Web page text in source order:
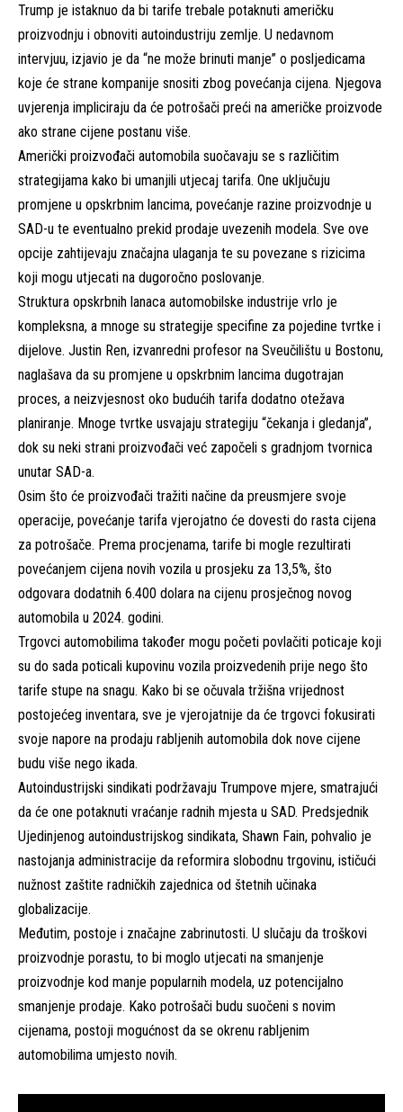
Trump je istaknuo da bi tarife trebale potaknuti američku
proizvodnju i obnoviti autoindustriju zemlje. U nedavnom
intervjuu, izjavio je da “ne može brinuti manje” o posljedicama
koje će strane kompanije snositi zbog povećanja cijena. Njegova
uvjerenja impliciraju da će potrošači preći na američke proizvode
ako strane cijene postanu više.
Američki proizvođači automobila suočavaju se s različitim
strategijama kako bi umanjili utjecaj tarifa. One uključuju
promjene u opskrbnim lancima, povećanje razine proizvodnje u
SAD-u te eventualno prekid prodaje uvezenih modela. Sve ove
opcije zahtijevaju značajna ulaganja te su povezane s rizicima
koji mogu utjecati na dugoročno poslovanje.
Struktura opskrbnih lanaca automobilske industrije vrlo je
kompleksna, a mnoge su strategije specifine za pojedine tvrtke i
dijelove. Justin Ren, izvanredni profesor na Sveučilištu u Bostonu,
naglašava da su promjene u opskrbnim lancima dugotrajan
proces, a neizvjesnost oko budućih tarifa dodatno otežava
planiranje. Mnoge tvrtke usvajaju strategiju “čekanja i gledanja”,
dok su neki strani proizvođači već započeli s gradnjom tvornica
unutar SAD-a.
Osim što će proizvođači tražiti načine da preusmjere svoje
operacije, povećanje tarifa vjerojatno će dovesti do rasta cijena
za potrošače. Prema procjenama, tarife bi mogle rezultirati
povećanjem cijena novih vozila u prosjeku za 13,5%, što
odgovara dodatnih 6.400 dolara na cijenu prosječnog novog
automobila u 2024. godini.
Trgovci automobilima također mogu početi povlačiti poticaje koji
su do sada poticali kupovinu vozila proizvedenih prije nego što
tarife stupe na snagu. Kako bi se očuvala tržišna vrijednost
postojećeg inventara, sve je vjerojatnije da će trgovci fokusirati
svoje napore na prodaju rabljenih automobila dok nove cijene
budu više nego ikada.
Autoindustrijski sindikati podržavaju Trumpove mjere, smatrajući
da će one potaknuti vraćanje radnih mjesta u SAD. Predsjednik
Ujedinjenog autoindustrijskog sindikata, Shawn Fain, pohvalio je
nastojanja administracije da reformira slobodnu trgovinu, ističući
nužnost zaštite radničkih zajednica od štetnih učinaka
globalizacije.
Međutim, postoje i značajne zabrinutosti. U slučaju da troškovi
proizvodnje porastu, to bi moglo utjecati na smanjenje
proizvodnje kod manje popularnih modela, uz potencijalno
smanjenje prodaje. Kako potrošači budu suočeni s novim
cijenama, postoji mogućnost da se okrenu rabljenim
automobilima umjesto novih.